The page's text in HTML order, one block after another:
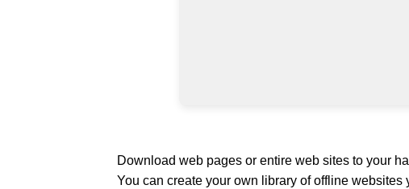
Download web pages or entire web sites to your
You can create your own library of offline